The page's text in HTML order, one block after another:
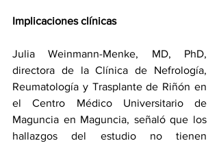
Implicaciones clínicas
Julia Weinmann-Menke, MD, PhD,
directora de la Clínica de Nefrología,
Reumatología y Trasplante de Riñón en
el Centro Médico Universitario de
Maguncia en Maguncia, señaló que los
hallazgos del estudio no tienen